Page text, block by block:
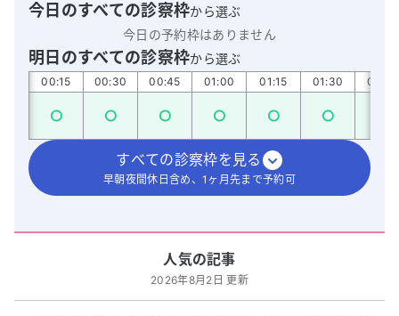
今日のすべての診察枠から選ぶ
今日の予約枠はありません
明日のすべての診察枠から選ぶ
00:15 00:30 00:45 01:00 01:15 01:30 01:45
すべての診察枠を見る
早朝夜間休日含め、1ヶ月先まで予約可
人気の記事
2026年8月2日 更新